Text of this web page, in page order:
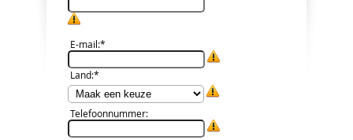
E-mail:*
Land:*
Telefoonnummer: